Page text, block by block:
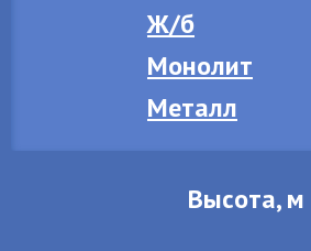
Ж/б
Монолит
Металл
Высота, м